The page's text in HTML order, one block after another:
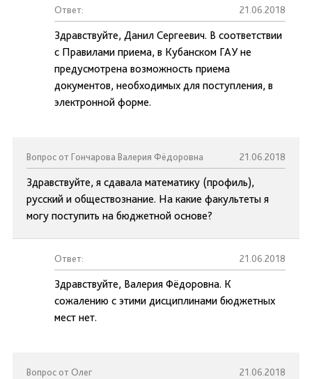
Ответ: 21.06.2018
Здравствуйте, Данил Сергеевич. В соответствии
с Правилами приема, в Кубанском ГАУ не
предусмотрена возможность приема
документов, необходимых для поступления, в
электронной форме.
Вопрос от Гончарова Валерия Фёдоровна 21.06.2018
Здравствуйте, я сдавала математику (профиль),
русский и обществознание. На какие факультеты я
могу поступить на бюджетной основе?
Ответ: 21.06.2018
Здравствуйте, Валерия Фёдоровна. К
сожалению с этими дисциплинами бюджетных
мест нет.
Вопрос от Олег 21.06.2018